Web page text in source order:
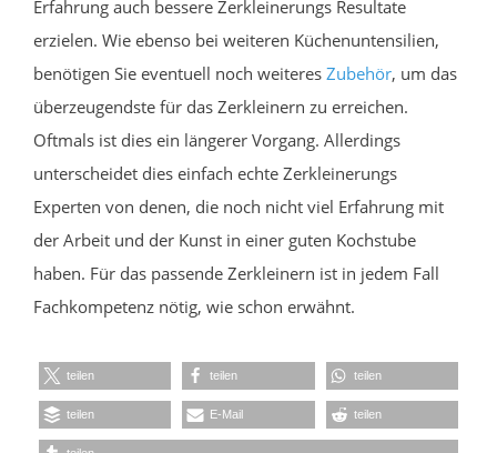
Erfahrung auch bessere Zerkleinerungs Resultate
erzielen. Wie ebenso bei weiteren Küchenuntensilien,
benötigen Sie eventuell noch weiteres Zubehör, um das
überzeugendste für das Zerkleinern zu erreichen.
Oftmals ist dies ein längerer Vorgang. Allerdings
unterscheidet dies einfach echte Zerkleinerungs
Experten von denen, die noch nicht viel Erfahrung mit
der Arbeit und der Kunst in einer guten Kochstube
haben. Für das passende Zerkleinern ist in jedem Fall
Fachkompetenz nötig, wie schon erwähnt.
teilen teilen teilen
teilen E-Mail teilen